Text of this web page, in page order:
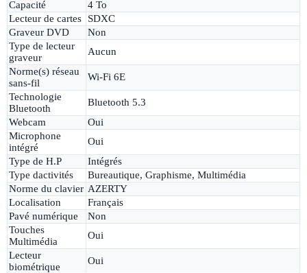
Capacité
4 To
Lecteur de cartes
SDXC
Graveur DVD
Non
Type de lecteur
graveur
Aucun
Norme(s) réseau
sans-fil
Wi-Fi 6E
Technologie
Bluetooth
Bluetooth 5.3
Webcam
Oui
Microphone
intégré
Oui
Type de H.P
Intégrés
Type dactivités
Bureautique, Graphisme, Multimédia
Norme du clavier AZERTY
Localisation
Français
Pavé numérique
Non
Touches
Multimédia
Oui
Lecteur
biométrique
Oui